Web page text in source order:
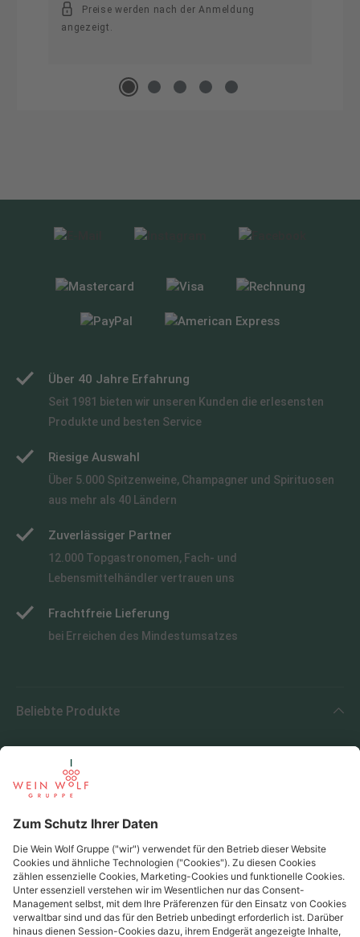
Preise werden nach der Anmeldung
angezeigt.
Über 40 Jahre Erfahrung
Seit 1981 bieten wir unseren Kunden die erlesensten
Produkte und besten Service
Riesige Auswahl
Über 5.000 Spitzenweine, Champagner und Spirituosen
aus mehr als 40 Ländern
Zuverlässiger Partner
12.000 Topgastronomen, Fach- und
Lebensmittelhändler vertrauen uns
Frachtfreie Lieferung
bei Erreichen des Mindestumsatzes
Beliebte Produkte
Beliebte Regionen
Beliebte Produzenten
Wein Wolf
Wein Wolf GmbH